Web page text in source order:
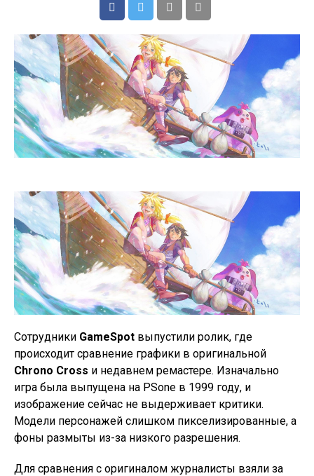
Сотрудники GameSpot выпустили ролик, где
происходит сравнение графики в оригинальной
Chrono Cross и недавнем ремастере. Изначально
игра была выпущена на PSone в 1999 году, и
изображение сейчас не выдерживает критики.
Модели персонажей слишком пикселизированные, а
фоны размыты из-за низкого разрешения.
Для сравнения с оригиналом журналисты взяли за